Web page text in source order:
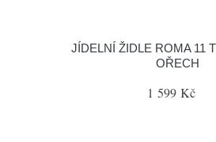
JÍDELNÍ ŽIDLE ROMA 11
OŘECH
1 599 Kč